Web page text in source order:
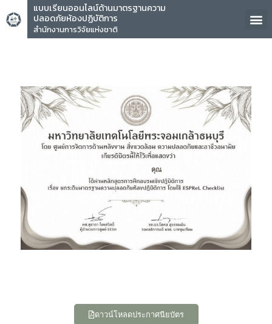
แบบเรียนออนไลน์ด้านมาตรฐานความ
ปลอดภัยห้องปฏิบัติการ
สำนักงานการวิจัยแห่งชาติ
คุณ
ดาวน์โหลดประกาศนียบัตร